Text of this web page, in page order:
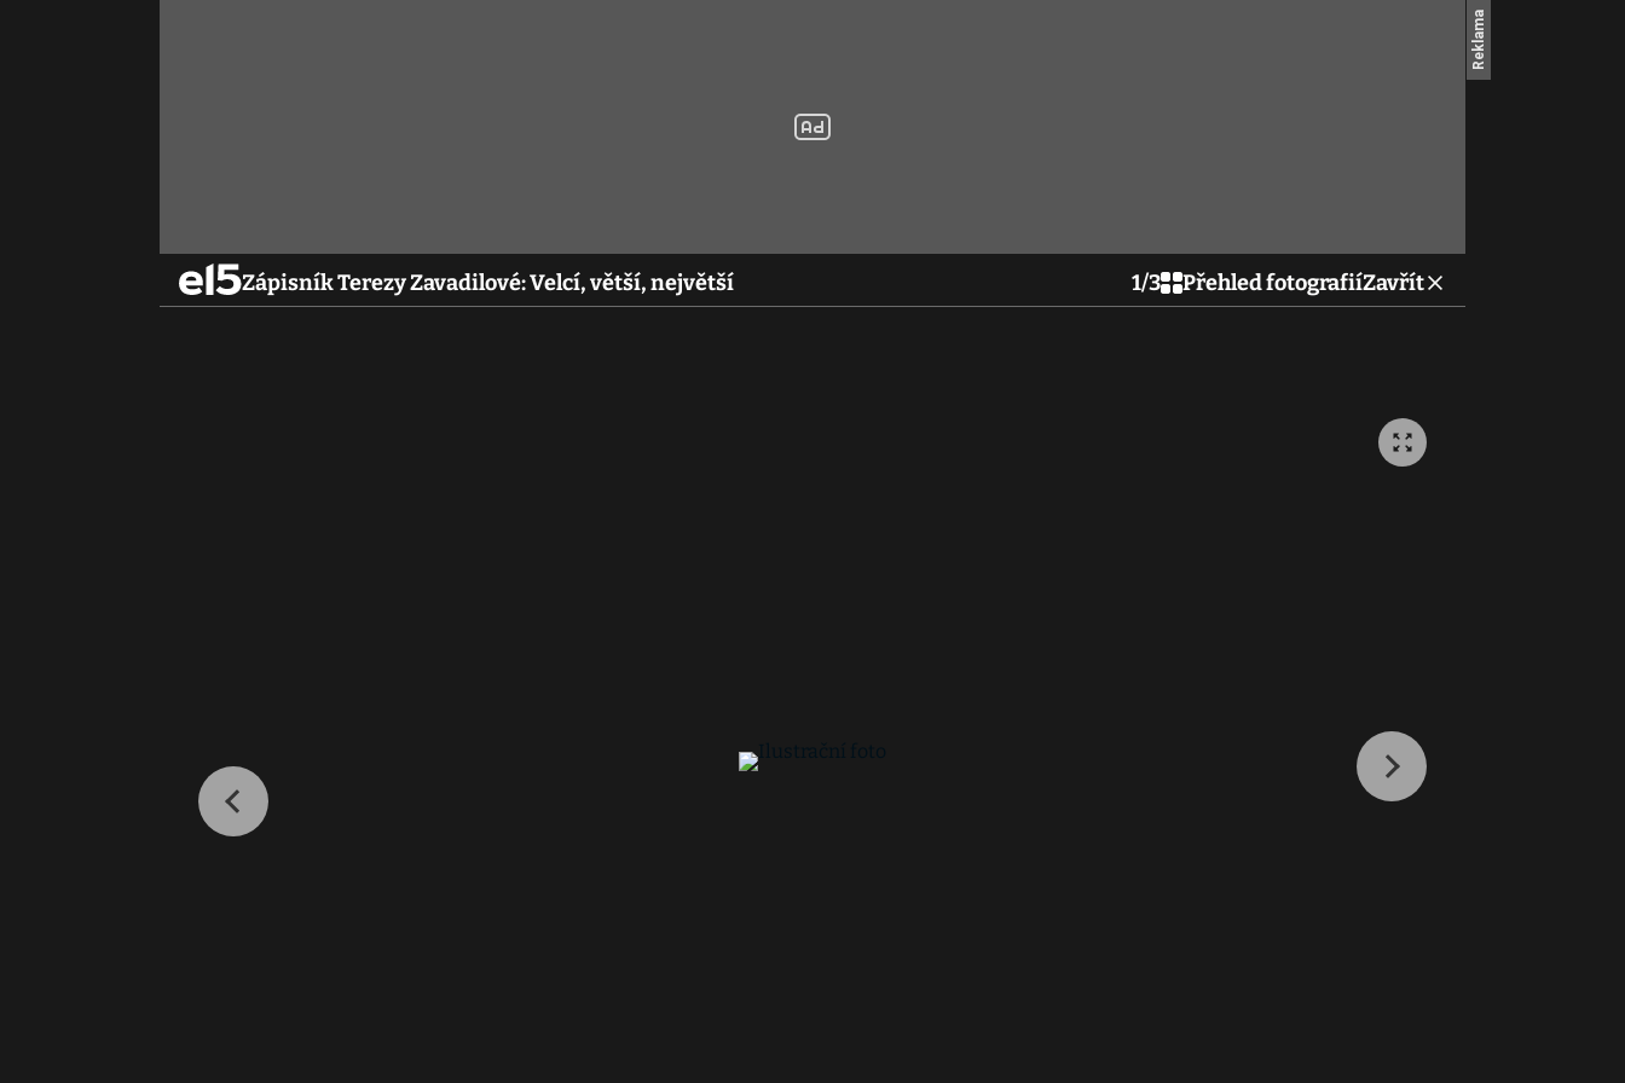
Zápisník Terezy Zavadilové: Velcí, větší, největší 1/3 Přehled fotografiíZavřít